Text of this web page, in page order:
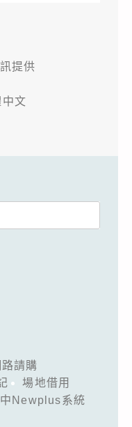
提供
文
請購
場地借用
Newplus系統